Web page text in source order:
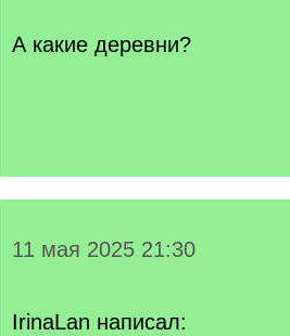
А какие деревни?
11 мая 2025 21:30
IrinaLan написал: